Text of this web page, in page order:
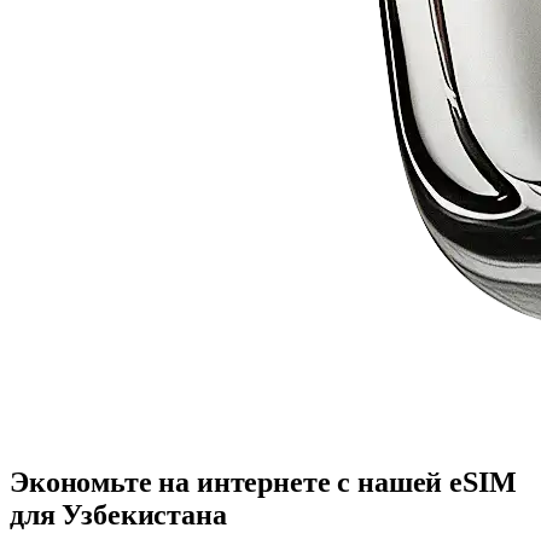
Экономьте на интернете с нашей eSIM
для Узбекистана